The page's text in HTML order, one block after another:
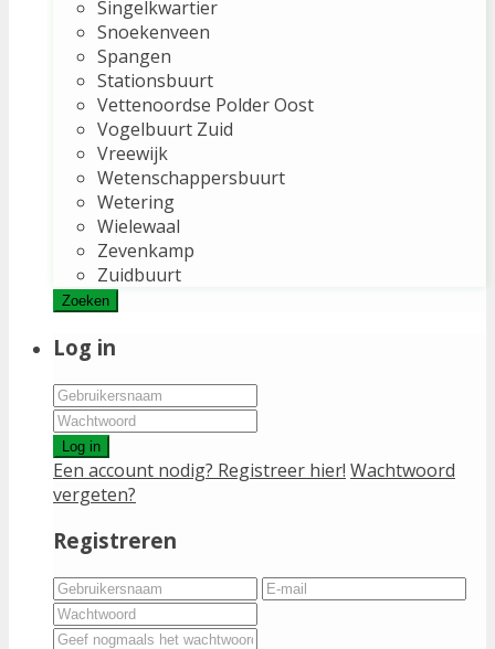
Singelkwartier
Snoekenveen
Spangen
Stationsbuurt
Vettenoordse Polder Oost
Vogelbuurt Zuid
Vreewijk
Wetenschappersbuurt
Wetering
Wielewaal
Zevenkamp
Zuidbuurt
Zoeken
Log in
Log in
Een account nodig? Registreer hier! Wachtwoord
vergeten?
Registreren